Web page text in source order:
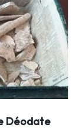
Déodate